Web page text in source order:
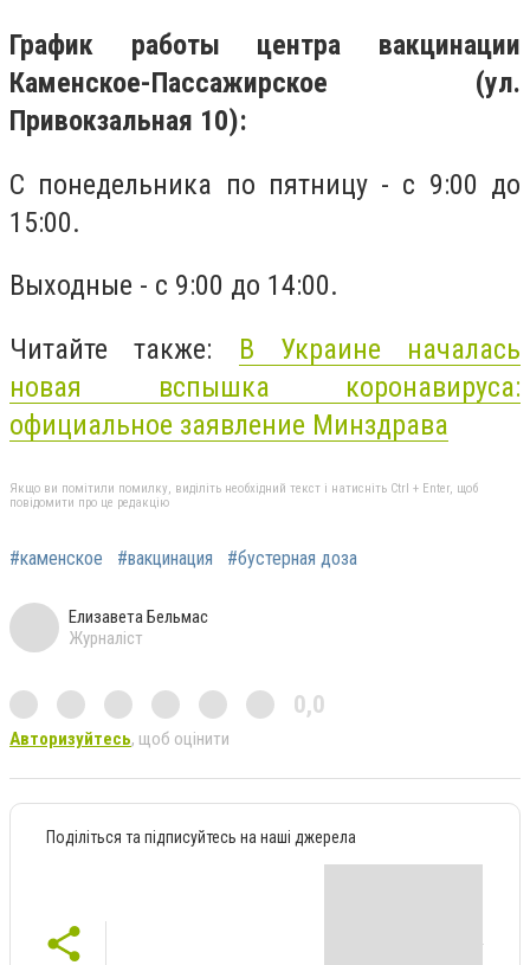
График работы центра вакцинации
Каменское-Пассажирское (ул.
Привокзальная 10):
С понедельника по пятницу - с 9:00 до
15:00.
Выходные - с 9:00 до 14:00.
Читайте также: В Украине началась
новая вспышка коронавируса:
официальное заявление Минздрава
Якщо ви помітили помилку, виділіть необхідний текст і натисніть Ctrl + Enter, щоб
повідомити про це редакцію
#каменское #вакцинация #бустерная доза
Елизавета Бельмас
Журналіст
0,0
Авторизуйтесь, щоб оцінити
Поділіться та підписуйтесь на наші джерела